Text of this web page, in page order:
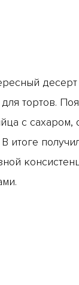
десерт
тортов.
с
итоге